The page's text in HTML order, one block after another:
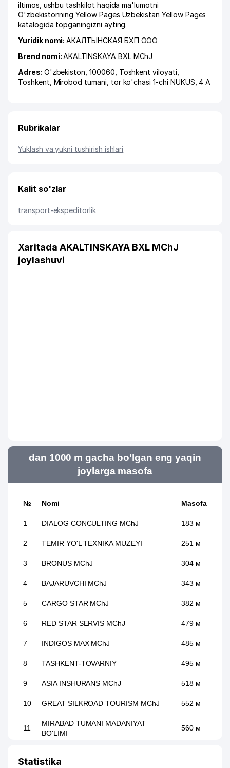
iltimos, ushbu tashkilot haqida ma'lumotni
O'zbekistonning Yellow Pages Uzbekistan Yellow Pages
katalogida topganingizni ayting.
Yuridik nomi:АКАЛТЫНСКАЯ БХП ООО
Brend nomi:AKALTINSKAYA BXL MChJ
Adres: O'zbekiston, 100060, Toshkent viloyati
Toshkent Mirobod tumani tor ko'chasi 1-chi NUKUS , 4 А
Rubrikalar
Yuklash va yukni tushirish ishlari
Kalit so'zlar
transport-ekspeditorlik
Xaritada AKALTINSKAYA BXL MChJ
joylashuvi
dan 1000 m gacha bo'lgan eng yaqin
joylarga masofa
№ Nomi Masofa
1 DIALOG CONCULTING MChJ 183 м
2 TEMIR YO'L TEXNIKA MUZEYI 251 м
3 BRONUS MChJ 304 м
4 BAJARUVCHI MChJ 343 м
5 CARGO STAR MChJ 382 м
6 RED STAR SERVIS MChJ 479 м
7 INDIGOS MAX MChJ 485 м
8 TASHKENT-TOVARNIY 495 м
9 ASIA INSHURANS MChJ 518 м
10 GREAT SILKROAD TOURISM MChJ 552 м
11
MIRABAD TUMANI MADANIYAT
BO'LIMI
560 м
12
KORXONASI
Statistika